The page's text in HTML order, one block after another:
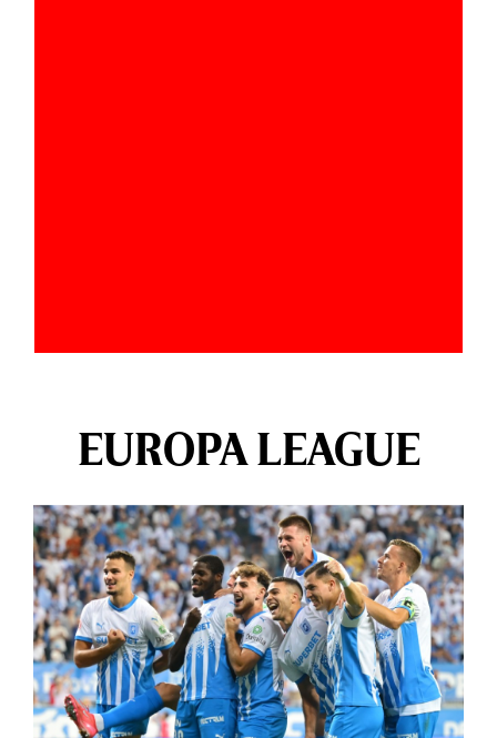
EUROPA LEAGUE